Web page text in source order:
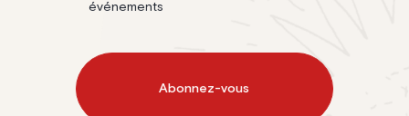
événements
Abonnez-vous